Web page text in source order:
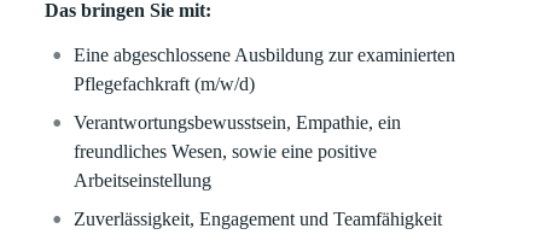
Das bringen Sie mit:
Eine abgeschlossene Ausbildung zur examinierten
Pflegefachkraft (m/w/d)
Verantwortungsbewusstsein, Empathie, ein
freundliches Wesen, sowie eine positive
Arbeitseinstellung
Zuverlässigkeit, Engagement und Teamfähigkeit